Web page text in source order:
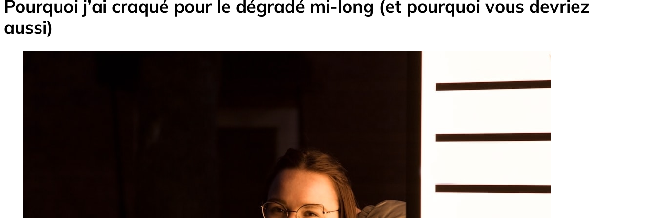
Pourquoi j’ai craqué pour le dégradé mi-long (et pourquoi vous devriez
aussi)